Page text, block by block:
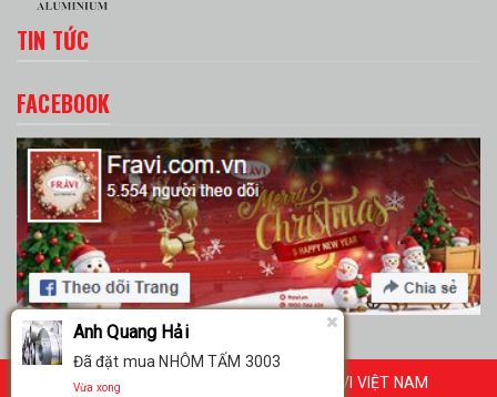
TIN TỨC
FACEBOOK
© Bản quyền thuộc về TẬP ĐOÀN FRAVI VIỆT NAM
Anh Quang Hải
Đã đặt mua NHÔM TẤM 3003
Vừa xong